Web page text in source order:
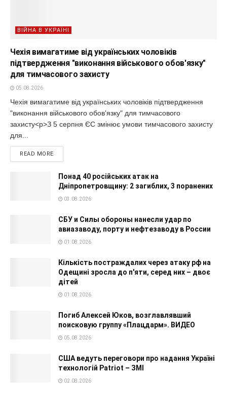
ВІЙНА В УКРАЇНІ
Чехія вимагатиме від українських чоловіків
підтвердження "виконання військового обов'язку"
для тимчасового захисту
05.08.2026
Чехія вимагатиме від українських чоловіків підтвердження
"виконання військового обов'язку" для тимчасового
захисту<p>З 5 серпня ЄС змінює умови тимчасового захисту
для...
READ MORE
Понад 40 російських атак на
Дніпропетровщину: 2 загиблих, 3 поранених
03.08.2026
СБУ и Силы обороны нанесли удар по
авиазаводу, порту и нефтезаводу в России
01.08.2026
Кількість постраждалих через атаку рф на
Одещині зросла до п'яти, серед них – двоє
дітей
01.08.2026
Погиб Алексей Юков, возглавлявший
поисковую группу «Плацдарм». ВИДЕО
05.08.2026
США ведуть переговори про надання Україні
технологій Patriot – ЗМІ
02.08.2026